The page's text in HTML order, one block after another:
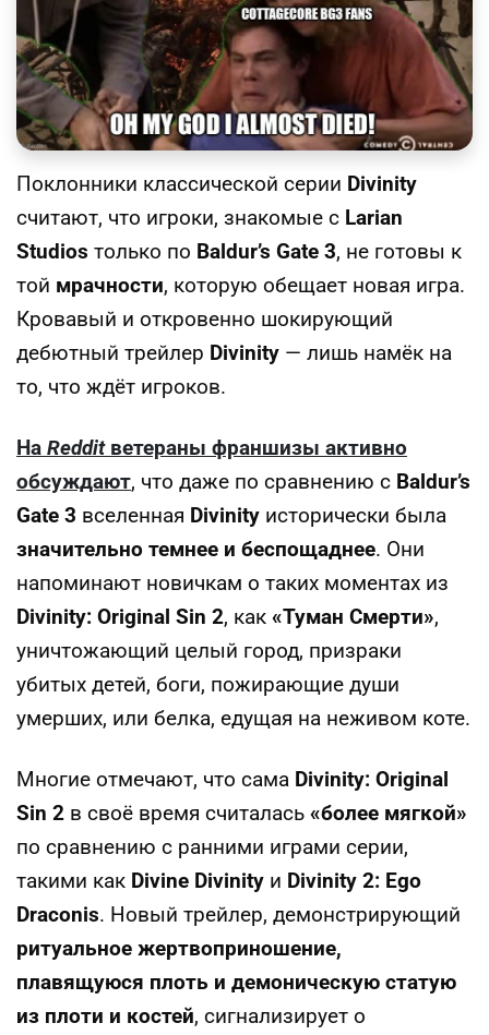
Поклонники классической серии Divinity
считают, что игроки, знакомые с Larian
Studios только по Baldur’s Gate 3, не готовы к
той мрачности, которую обещает новая игра.
Кровавый и откровенно шокирующий
дебютный трейлер Divinity — лишь намёк на
то, что ждёт игроков.
На Redditветераны франшизы активно
обсуждают, что даже по сравнению с Baldur’s
Gate 3 вселенная Divinity исторически была
значительно темнее и беспощаднее. Они
напоминают новичкам о таких моментах из
Divinity: Original Sin 2, как «Туман Смерти»,
уничтожающий целый город, призраки
убитых детей, боги, пожирающие души
умерших, или белка, едущая на неживом коте.
Многие отмечают, что сама Divinity: Original
Sin 2 в своё время считалась «более мягкой»
по сравнению с ранними играми серии,
такими как Divine Divinity и Divinity 2: Ego
Draconis. Новый трейлер, демонстрирующий
ритуальное жертвоприношение,
плавящуюся плоть и демоническую статую
из плоти и костей, сигнализирует о